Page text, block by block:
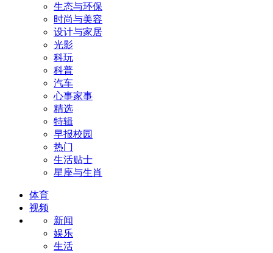
生态与环保
时尚与美容
设计与家居
光影
科玩
科普
汽车
心事家事
精选
特辑
早报校园
热门
生活贴士
星座与生肖
体育
视频
新闻
娱乐
生活